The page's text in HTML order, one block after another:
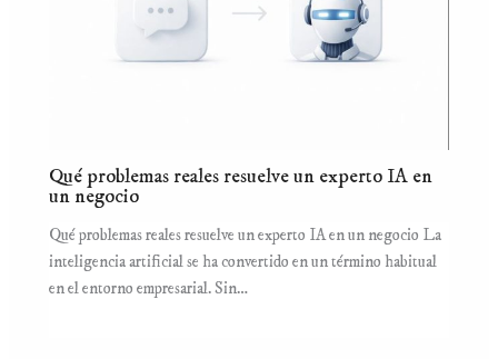
Qué problemas reales resuelve un experto IA en
un negocio
Qué problemas reales resuelve un experto IA en un negocio La
inteligencia artificial se ha convertido en un término habitual
en el entorno empresarial. Sin…